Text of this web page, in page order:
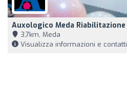
Auxologico Meda Riabilitazione
3,7km, Meda
Visualizza informazioni e contatti